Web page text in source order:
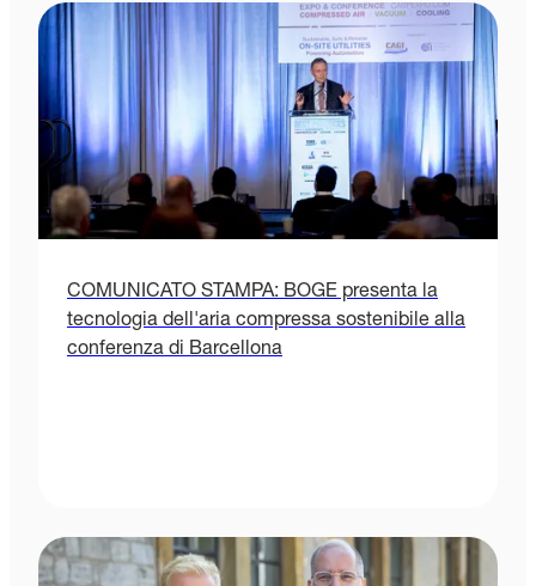
COMUNICATO STAMPA: BOGE presenta la
tecnologia dell'aria compressa sostenibile alla
conferenza di Barcellona